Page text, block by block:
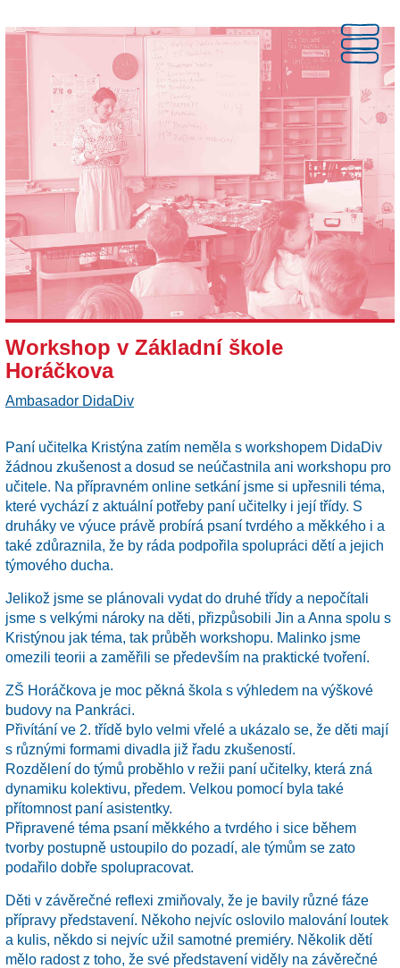
Workshop v Základní škole
Horáčkova
Ambasador DidaDiv
Paní učitelka Kristýna zatím neměla s workshopem DidaDiv
žádnou zkušenost a dosud se neúčastnila ani workshopu pro
učitele. Na přípravném online setkání jsme si upřesnili téma,
které vychází z aktuální potřeby paní učitelky i její třídy. S
druháky ve výuce právě probírá psaní tvrdého a měkkého i a
také zdůraznila, že by ráda podpořila spolupráci dětí a jejich
týmového ducha.
Jelikož jsme se plánovali vydat do druhé třídy a nepočítali
jsme s velkými nároky na děti, přizpůsobili Jin a Anna spolu s
Kristýnou jak téma, tak průběh workshopu. Malinko jsme
omezili teorii a zaměřili se především na praktické tvoření.
ZŠ Horáčkova je moc pěkná škola s výhledem na výškové
budovy na Pankráci.
Přivítání ve 2. třídě bylo velmi vřelé a ukázalo se, že děti mají
s různými formami divadla již řadu zkušeností.
Rozdělení do týmů proběhlo v režii paní učitelky, která zná
dynamiku kolektivu, předem. Velkou pomocí byla také
přítomnost paní asistentky.
Připravené téma psaní měkkého a tvrdého i sice během
tvorby postupně ustoupilo do pozadí, ale týmům se zato
podařilo dobře spolupracovat.
Děti v závěrečné reflexi zmiňovaly, že je bavily různé fáze
přípravy představení. Někoho nejvíc oslovilo malování loutek
a kulis, někdo si nejvíc užil samotné premiéry. Několik dětí
mělo radost z toho, že své představení viděly na závěrečné